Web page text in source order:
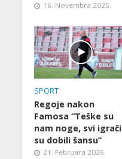
16. Novembra 2025.
SPORT
Regoje nakon
Famosa “Teške su
nam noge, svi igrači
su dobili šansu”
21. Februara 2026.